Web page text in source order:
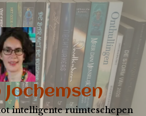
intelligente ruimteschepen